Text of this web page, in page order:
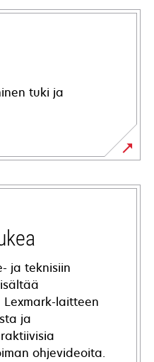
tuki ja
ja teknisiin
laitteen
ja
ohjevideoita.